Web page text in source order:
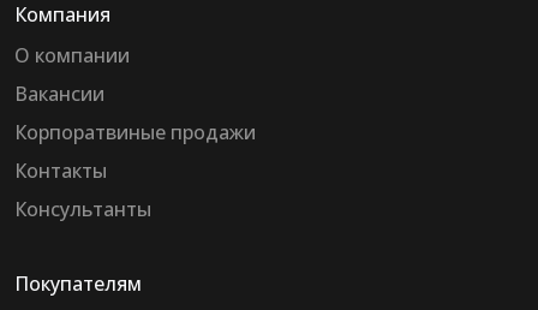
Компания
О компании
Вакансии
Корпоратвиные продажи
Контакты
Консультанты
Покупателям